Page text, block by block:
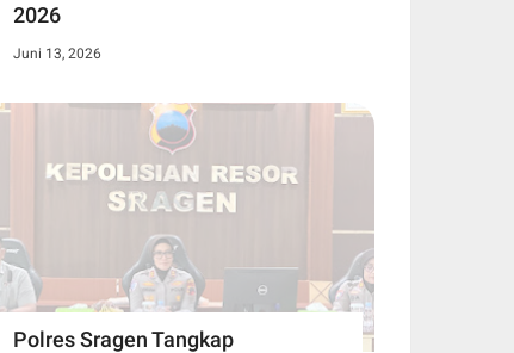
2026
Juni 13, 2026
Polres Sragen Tangkap